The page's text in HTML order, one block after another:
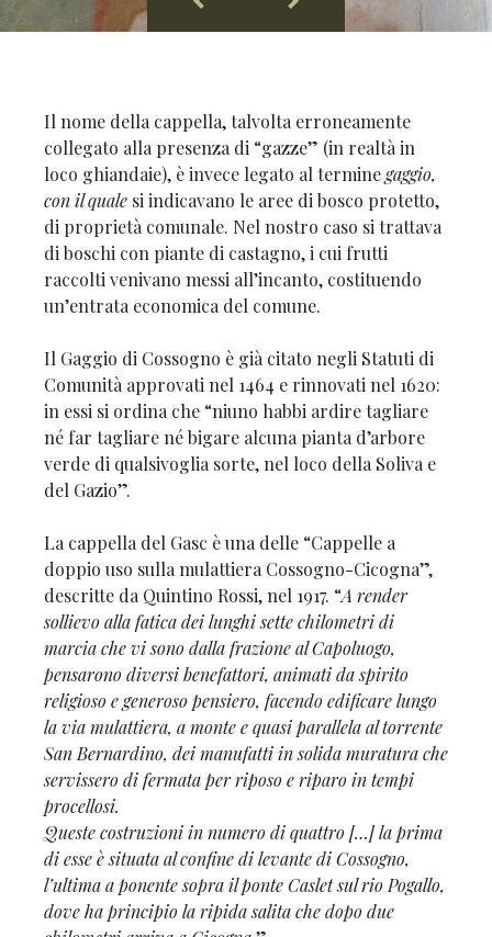
Il nome della cappella, talvolta erroneamente
collegato alla presenza di “gazze” (in realtà in
loco ghiandaie), è invece legato al terminegaggio,
con il quale si indicavano le aree di bosco protetto,
di proprietà comunale. Nel nostro caso si trattava
di boschi con piante di castagno, i cui frutti
raccolti venivano messi all’incanto, costituendo
un’entrata economica del comune.
Il Gaggio di Cossogno è già citato negli Statuti di
Comunità approvati nel 1464 e rinnovati nel 1620:
in essi si ordina che “niuno habbi ardire tagliare
né far tagliare né bigare alcuna pianta d’arbore
verde di qualsivoglia sorte, nel loco della Soliva e
del Gazio”.
La cappella del Gasc è una delle “Cappelle a
doppio uso sulla mulattiera Cossogno-Cicogna”,
descritte da Quintino Rossi, nel 1917. “A render
sollievo alla fatica dei lunghi sette chilometri di
marcia che vi sono dalla frazione al Capoluogo,
pensarono diversi benefattori, animati da spirito
religioso e generoso pensiero, facendo edificare lungo
la via mulattiera, a monte e quasi parallela al torrente
San Bernardino, dei manufatti in solida muratura che
servissero di fermata per riposo e riparo in tempi
procellosi.
Queste costruzioni in numero di quattro […] la prima
di esse è situata al confine di levante di Cossogno,
l’ultima a ponente sopra il ponte Caslet sul rio Pogallo,
dove ha principio la ripida salita che dopo due